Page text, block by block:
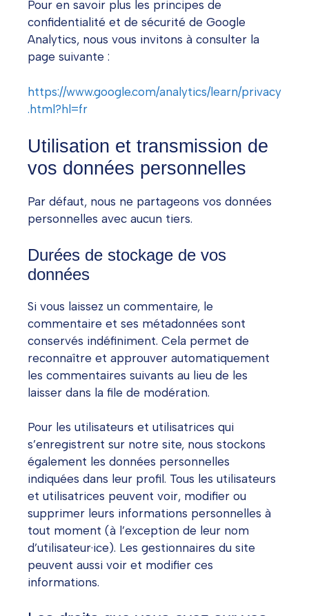
Pour en savoir plus les principes de
confidentialité et de sécurité de Google
Analytics, nous vous invitons à consulter la
page suivante :
https://www.google.com/analytics/learn/privacy
.html?hl=fr
Utilisation et transmission de
vos données personnelles
Par défaut, nous ne partageons vos données
personnelles avec aucun tiers.
Durées de stockage de vos
données
Si vous laissez un commentaire, le
commentaire et ses métadonnées sont
conservés indéfiniment. Cela permet de
reconnaître et approuver automatiquement
les commentaires suivants au lieu de les
laisser dans la file de modération.
Pour les utilisateurs et utilisatrices qui
s’enregistrent sur notre site, nous stockons
également les données personnelles
indiquées dans leur profil. Tous les utilisateurs
et utilisatrices peuvent voir, modifier ou
supprimer leurs informations personnelles à
tout moment (à l’exception de leur nom
d’utilisateur·ice). Les gestionnaires du site
peuvent aussi voir et modifier ces
informations.